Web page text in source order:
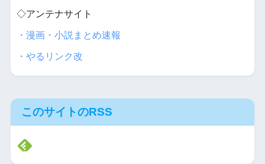
◇アンテナサイト
・漫画・小説まとめ速報
・やるリンク改
このサイトのRSS